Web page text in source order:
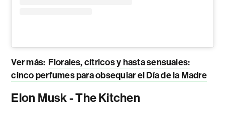
Ver más: Florales, cítricos y hasta sensuales:
cinco perfumes para obsequiar el Día de la Madre
Elon Musk - The Kitchen